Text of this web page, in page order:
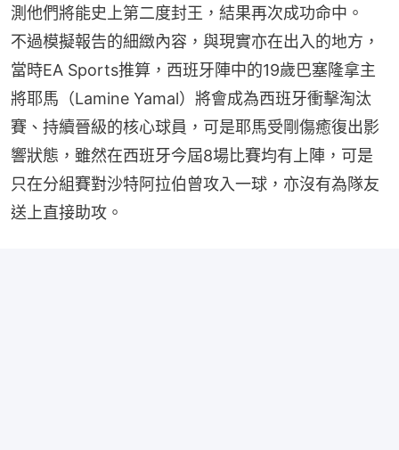
測他們將能史上第二度封王，結果再次成功命中。
不過模擬報告的細緻內容，與現實亦在出入的地方，
當時EA Sports推算，西班牙陣中的19歲巴塞隆拿主
將耶馬（Lamine Yamal）將會成為西班牙衝擊淘汰
賽、持續晉級的核心球員，可是耶馬受剛傷癒復出影
響狀態，雖然在西班牙今屆8場比賽均有上陣，可是
只在分組賽對沙特阿拉伯曾攻入一球，亦沒有為隊友
送上直接助攻。